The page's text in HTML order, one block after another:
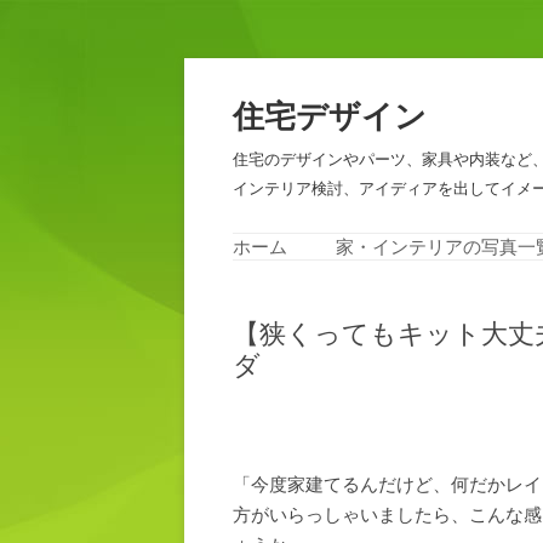
住宅デザイン
住宅のデザインやパーツ、家具や内装など
インテリア検討、アイディアを出してイメ
ホーム 家・インテリアの写真一
【狭くってもキット大
ダ
「今度家建てるんだけど、何だかレ
方がいらっしゃいましたら、こんな